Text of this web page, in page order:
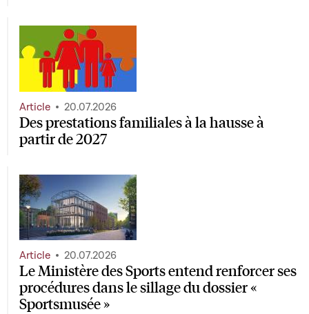
Des prestations familiales à la hausse à
partir de 2027
Article 20.07.2026
Le Ministère des Sports entend renforcer ses
procédures dans le sillage du dossier «
Sportsmusée »
Article 20.07.2026